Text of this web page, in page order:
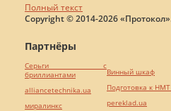
Полный текст
Copyright © 2014-2026
Партнёры
Серьги с
бриллиантами
alliancetechnika.ua
миралинкс
Винный шкаф
Подготовка к
pereklad.ua